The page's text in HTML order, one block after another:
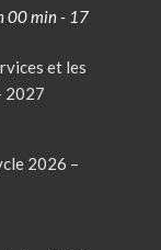
00 min- 17
et les
2027
2026 –